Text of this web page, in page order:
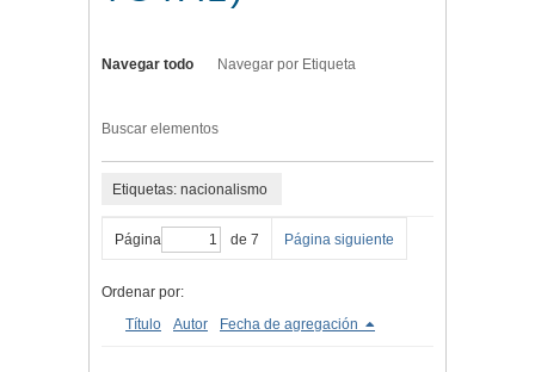
Navegar todo Navegar por Etiqueta
Buscar elementos
Etiquetas: nacionalismo
Página de 7 Página siguiente
Ordenar por:
Título
Autor Fecha de agregación